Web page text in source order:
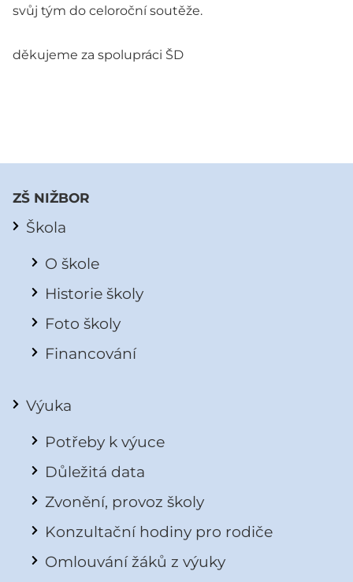
svůj tým do celoroční soutěže.
děkujeme za spolupráci ŠD
ZŠ NIŽBOR
Škola
O škole
Historie školy
Foto školy
Financování
Výuka
Potřeby k výuce
Důležitá data
Zvonění, provoz školy
Konzultační hodiny pro rodiče
Omlouvání žáků z výuky